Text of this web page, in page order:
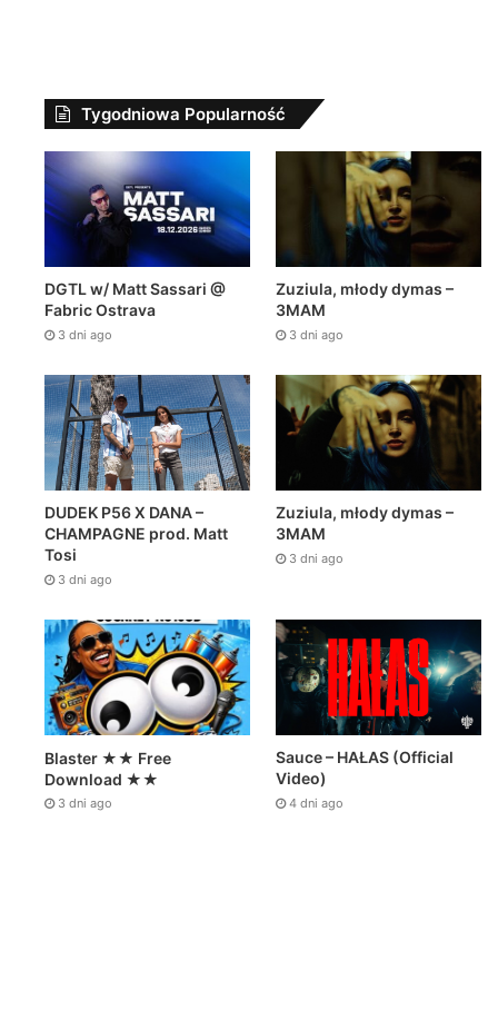
#30 w karcie na czasie!!! Zuziula, młody dymas – 3MAM
Tygodniowa Popularność
DGTL w/ Matt Sassari @
Fabric Ostrava
3 dni ago
Zuziula, młody dymas –
3MAM
3 dni ago
DUDEK P56 X DANA –
CHAMPAGNE prod. Matt
Tosi
3 dni ago
Zuziula, młody dymas –
3MAM
3 dni ago
Blaster ★★ Free
Download ★★
3 dni ago
Sauce – HAŁAS (Official
Video)
4 dni ago